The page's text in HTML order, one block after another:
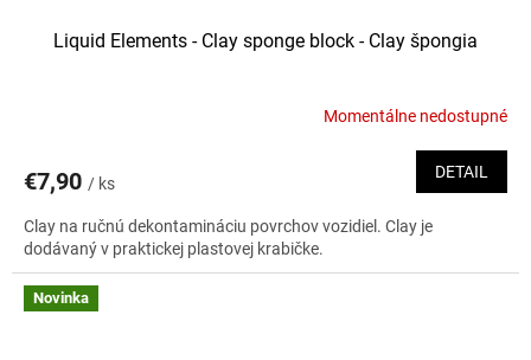
Liquid Elements - Clay sponge block - Clay špongia
Momentálne nedostupné
€7,90 / ks
DETAIL
Clay na ručnú dekontamináciu povrchov vozidiel. Clay je
dodávaný v praktickej plastovej krabičke.
Novinka